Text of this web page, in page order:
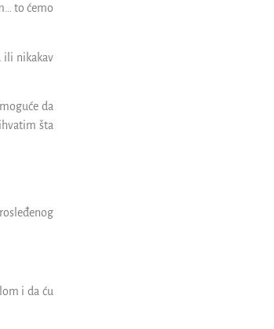
to ćemo
ili nikakav
da
šta
i da ću